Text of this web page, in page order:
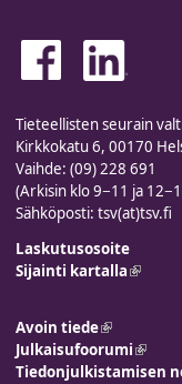
Tieteellisten seurain
Kirkkokatu 6, 00170
Vaihde: (09) 228 691
(Arkisin klo 9−11 ja
Sähköposti: tsv(at)tsv.fi
Laskutusosoite
Sijainti kartalla(link is
Avoin tiede(link is
Julkaisufoorumi(link
Tiedonjulkistamisen